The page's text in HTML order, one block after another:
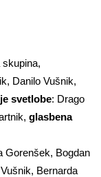
skupina,
Danilo Vušnik,
svetlobe: Drago
glasbena
Gorenšek, Bogdan
Bernarda